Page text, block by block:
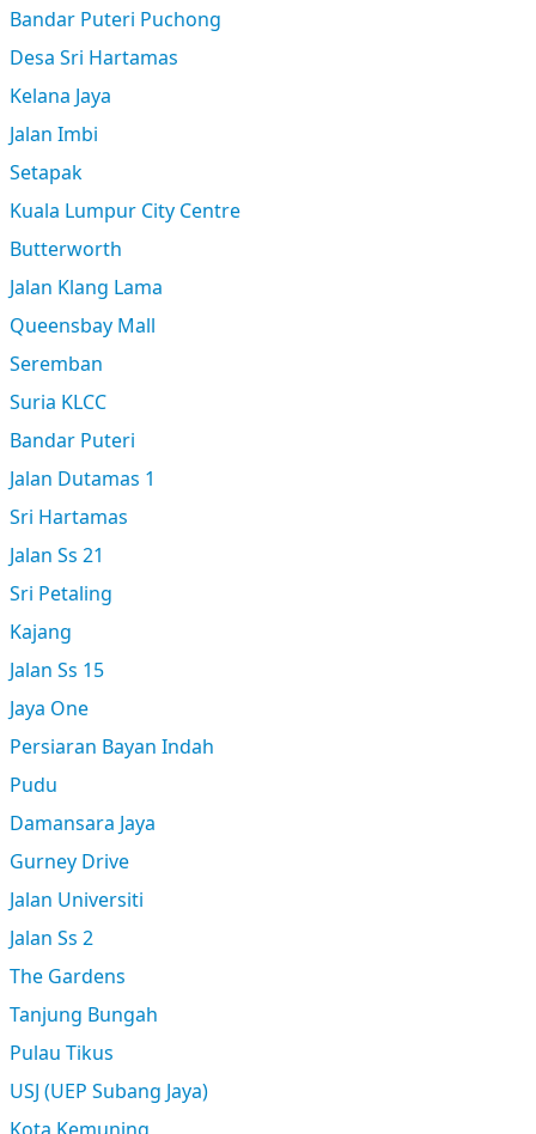
Bandar Puteri Puchong
Desa Sri Hartamas
Kelana Jaya
Jalan Imbi
Setapak
Kuala Lumpur City Centre
Butterworth
Jalan Klang Lama
Queensbay Mall
Seremban
Suria KLCC
Bandar Puteri
Jalan Dutamas 1
Sri Hartamas
Jalan Ss 21
Sri Petaling
Kajang
Jalan Ss 15
Jaya One
Persiaran Bayan Indah
Pudu
Damansara Jaya
Gurney Drive
Jalan Universiti
Jalan Ss 2
The Gardens
Tanjung Bungah
Pulau Tikus
USJ (UEP Subang Jaya)